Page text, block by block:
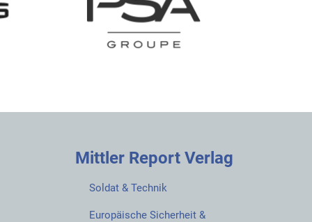
Mittler Report Verlag
Soldat & Technik
Europäische Sicherheit &